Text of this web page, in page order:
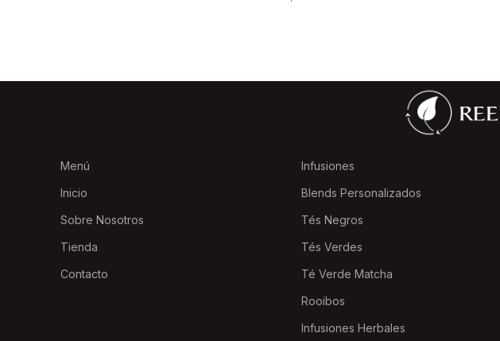
Menú
Inicio
Sobre Nosotros
Tienda
Contacto
Infusiones
Blends Personalizados
Tés Negros
Tés Verdes
Té Verde Matcha
Rooibos
Infusiones Herbales